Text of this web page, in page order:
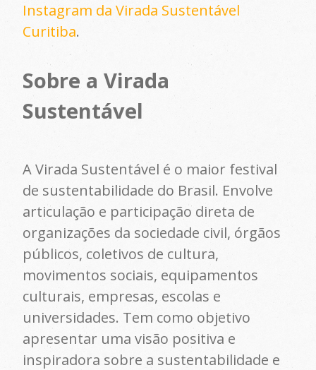
Instagram da Virada Sustentável
Curitiba.
Sobre a Virada
Sustentável
A Virada Sustentável é o maior festival
de sustentabilidade do Brasil. Envolve
articulação e participação direta de
organizações da sociedade civil, órgãos
públicos, coletivos de cultura,
movimentos sociais, equipamentos
culturais, empresas, escolas e
universidades. Tem como objetivo
apresentar uma visão positiva e
inspiradora sobre a sustentabilidade e